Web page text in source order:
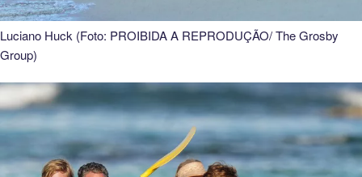
Luciano Huck (Foto: PROIBIDA A REPRODUÇÃO/ The Grosby
Group)